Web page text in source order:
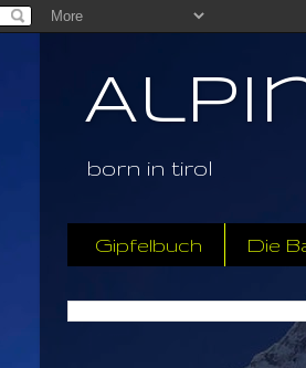
born in tirol
Gipfelbuch Die